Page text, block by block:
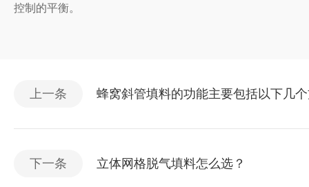
控制的平衡。
上一条 蜂窝斜管填料的功能主要包括以下几
下一条 立体网格脱气填料怎么选？